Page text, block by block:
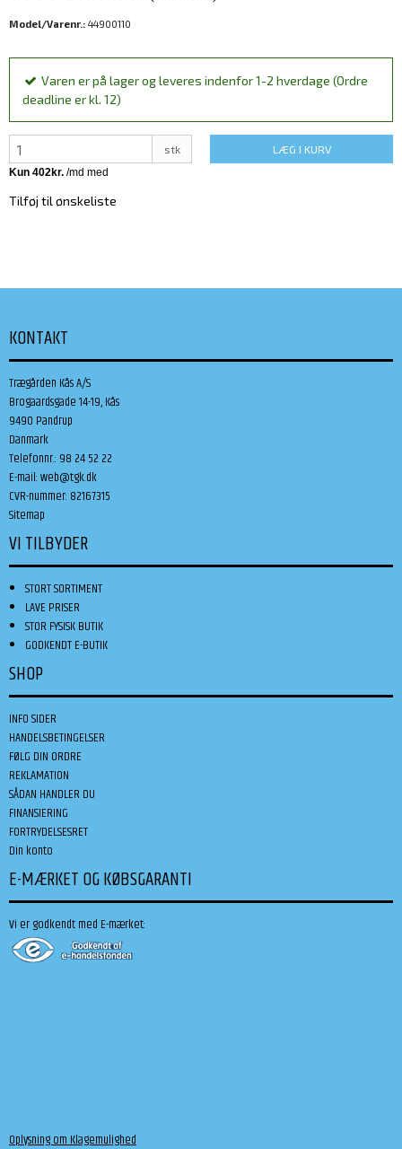
Model/Varenr.: 44900110
Varen er på lager og leveres indenfor 1-2 hverdage (Ordre
deadline er kl. 12)
stk LÆG I KURV
Tilføj til ønskeliste
KONTAKT
Trægården Kås A/S
Brogaardsgade 14-19, Kås
9490 Pandrup
Danmark
Telefonnr.: 98 24 52 22
E-mail:web@tgk.dk
CVR-nummer: 82167315
Sitemap
VI TILBYDER
STORT SORTIMENT
LAVE PRISER
STOR FYSISK BUTIK
GODKENDT E-BUTIK
SHOP
INFO SIDER
HANDELSBETINGELSER
FØLG DIN ORDRE
REKLAMATION
SÅDAN HANDLER DU
FINANSIERING
FORTRYDELSESRET
Din konto
E-MÆRKET OG KØBSGARANTI
Vi er godkendt med E-mærket:
Oplysning om Klagemulighed